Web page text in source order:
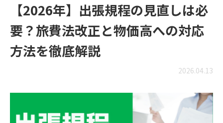
【2026年】出張規程の見直しは必
要？旅費法改正と物価高への対応
方法を徹底解説
2026.04.13